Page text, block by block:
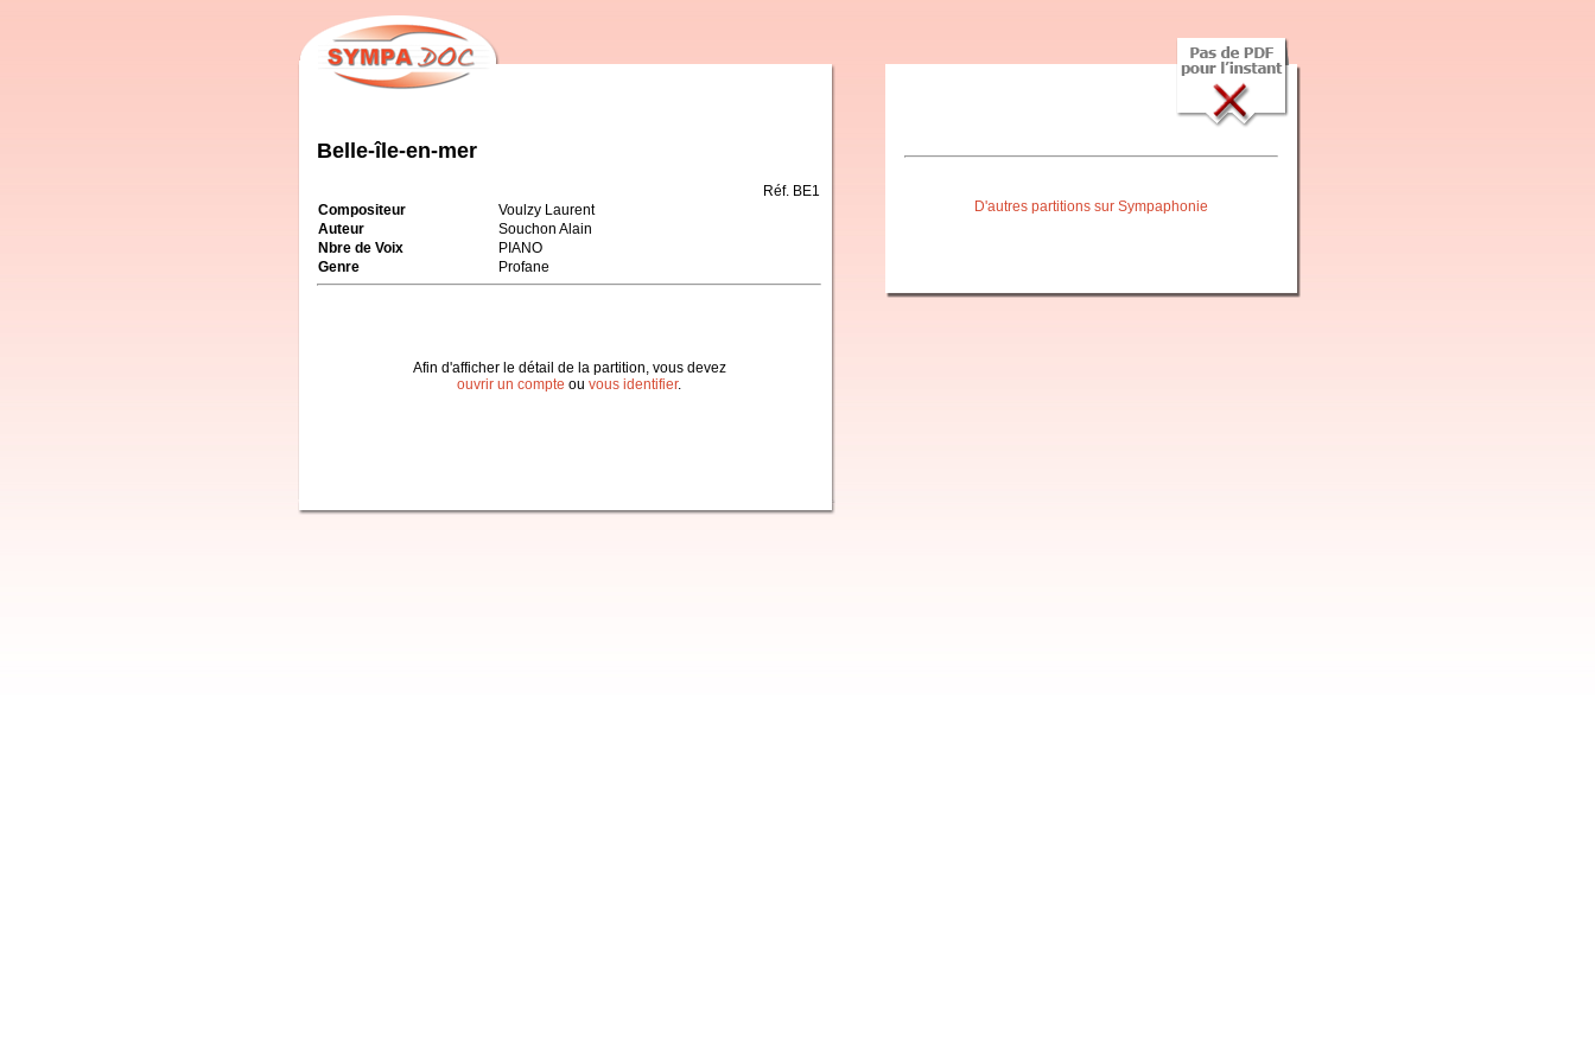
Belle-île-en-mer
Réf. BE1
Compositeur
Voulzy Laurent
Auteur
Souchon Alain
Nbre de Voix
PIANO
Genre
Profane
Afin d'afficher le détail de la partition, vous devez
ouvrir un compte ou vous identifier.
D'autres partitions sur Sympaphonie